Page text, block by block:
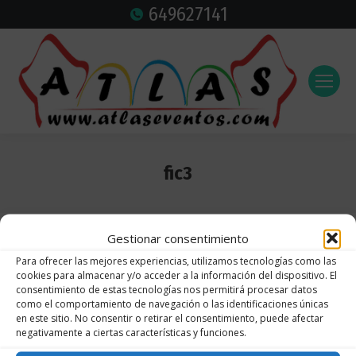
Gestionar consentimiento
Para ofrecer las mejores experiencias, utilizamos tecnologías como las
cookies para almacenar y/o acceder a la información del dispositivo. El
consentimiento de estas tecnologías nos permitirá procesar datos
como el comportamiento de navegación o las identificaciones únicas
en este sitio. No consentir o retirar el consentimiento, puede afectar
negativamente a ciertas características y funciones.
649627141
fic3